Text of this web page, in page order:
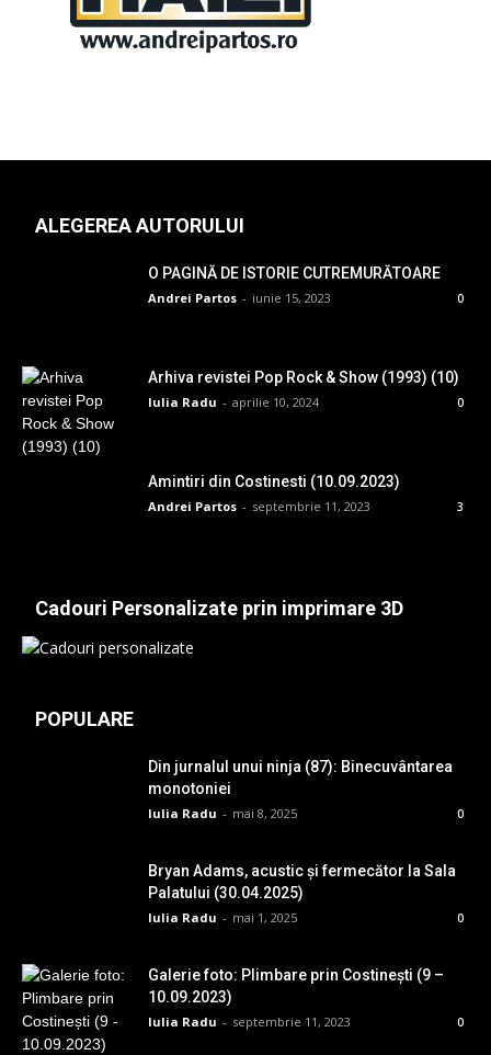
ALEGEREA AUTORULUI
O PAGINĂ DE ISTORIE CUTREMURĂTOARE
Andrei Partos - iunie 15, 2023 0
Arhiva revistei Pop Rock & Show (1993) (10)
Iulia Radu - aprilie 10, 2024 0
Amintiri din Costinesti (10.09.2023)
Andrei Partos - septembrie 11, 2023 3
Cadouri Personalizate prin imprimare 3D
POPULARE
Din jurnalul unui ninja (87): Binecuvântarea
monotoniei
Iulia Radu - mai 8, 2025 0
Bryan Adams, acustic și fermecător la Sala
Palatului (30.04.2025)
Iulia Radu - mai 1, 2025 0
Galerie foto: Plimbare prin Costinești (9 –
10.09.2023)
Iulia Radu - septembrie 11, 2023 0